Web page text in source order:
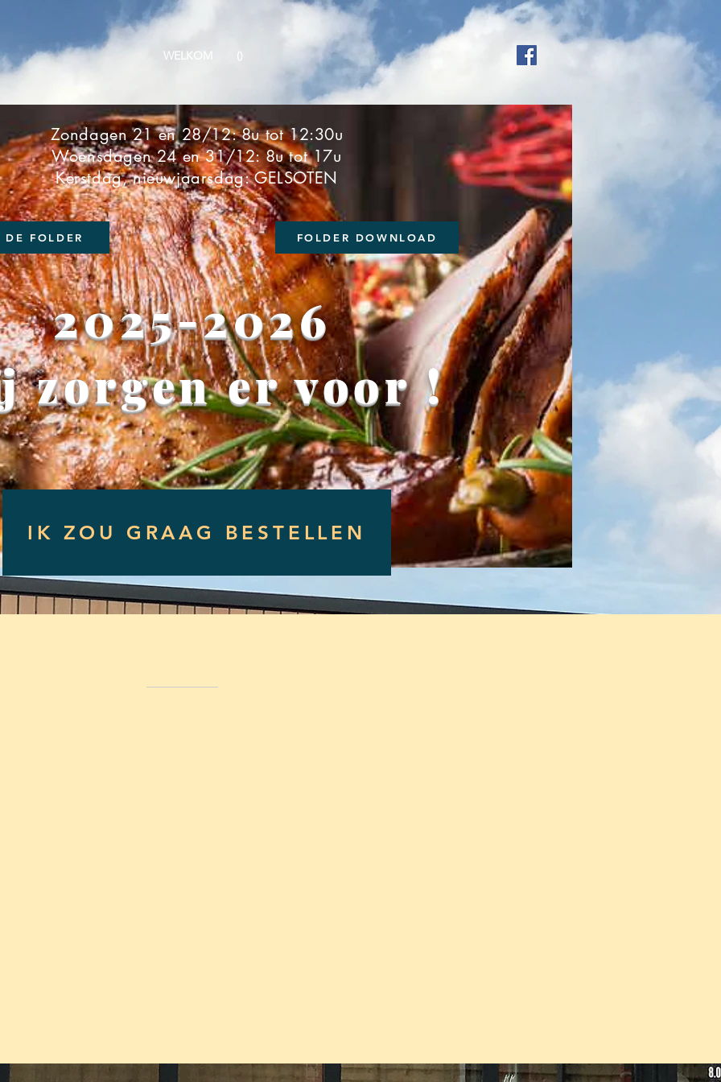
WELKOM ()
FOLDER DOWNLOAD
FOLDER
IK ZOU GRAAG BESTELLEN
2025-2026
zorgen er voor !
Zondagen 21 en 28/12: 8u tot 12:30u
Woensdagen 24 en 31/12: 8u tot 17u
Kerstdag, nieuwjaarsdag: GELSOTEN